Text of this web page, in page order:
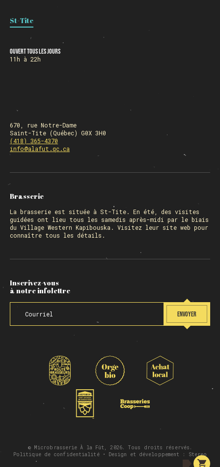
St-Tite
Ouvert tous les jours
11h à 22h
670, rue Notre-Dame
Saint-Tite (Québec) G0X 3H0
(418) 365-4370
info@alafut.qc.ca
Brasserie
La brasserie est située à St-Tite. En été, des visites
guidées ont lieu tous les samedis après-midi par le biais
du Village Western Kapibouska. Visitez leur site web pour
connaître tous les détails.
Inscrivez-vous
à notre infolettre
ENVOYER
© Microbrasserie À la Fût, 2026. Tous droits réservés.
Politique de confidentialité• Design et développement : Stereo
FERMÉ 31 déc. et 01 janvier